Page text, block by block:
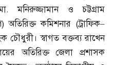
.মনিরুজ্জামান ও চট্টগ্রাম
)অতিরিক্ত কমিশনার (ট্রাফিক–
চৌধুরী। স্বাগত বক্তব্য রাখেন
অতিরিক্ত জেলা প্রশাসক